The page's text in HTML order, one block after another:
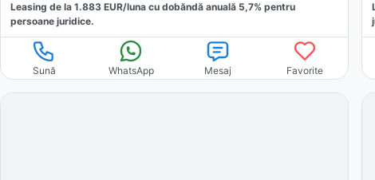
Leasing de la 1.883 EUR/luna cu dobăndă anuală 5,7% pentru
persoane juridice.
Sună WhatsApp Mesaj Favorite